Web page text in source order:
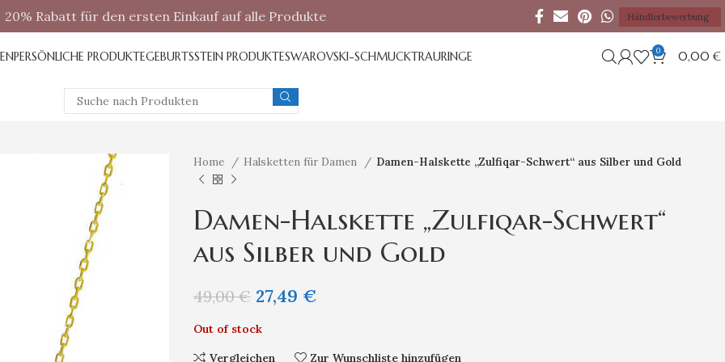
20% Rabatt für den ersten Einkauf auf alle Produkte Händlerbewerbung
PERSÖNLICHE PRODUKTEGEBURTSSTEIN PRODUKTESWAROVSKI-SCHMUCKTRAURINGE 0 0,00 €
Home Halsketten für Damen Damen-Halskette „Zulfiqar-Schwert“ aus Silber und Gold
Damen-Halskette „Zulfiqar-Schwert“
aus Silber und Gold
49,00€ 27,49 €
Out of stock
Vergleichen
Zur Wunschliste hinzufügen